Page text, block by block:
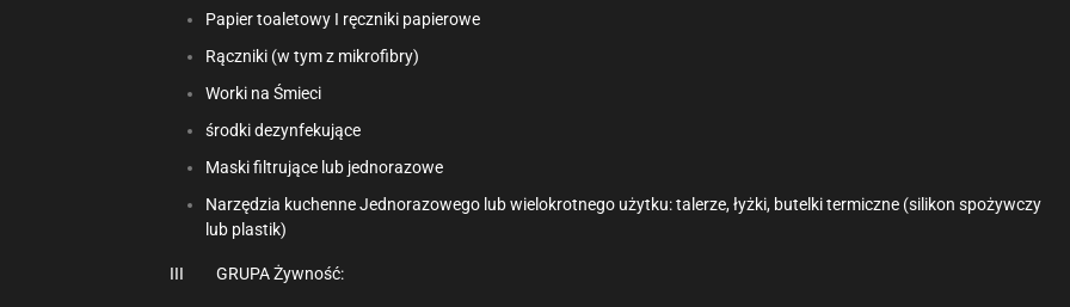
Papier toaletowy I ręczniki papierowe
Rączniki (w tym z mikrofibry)
Worki na Śmieci
środki dezynfekujące
Maski filtrujące lub jednorazowe
Narzędzia kuchenne Jednorazowego lub wielokrotnego użytku: talerze, łyżki, butelki termiczne (silikon spożywczy
lub plastik)
III GRUPA Żywność: